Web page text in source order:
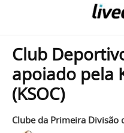
Club
apoiado pela
(KSOC)
Clube da Primeira Divisão